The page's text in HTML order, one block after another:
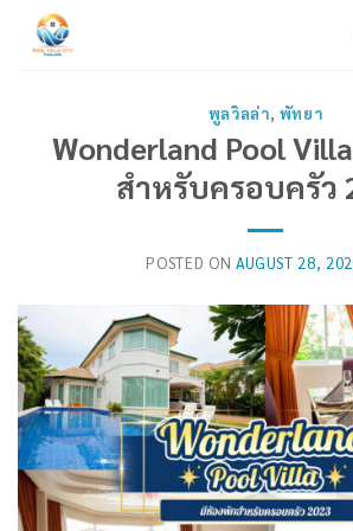
พูลวิลล่า, พัทยา
Wonderland Pool
สำหรับครอบครัว
POSTED ON AUGUST 28,